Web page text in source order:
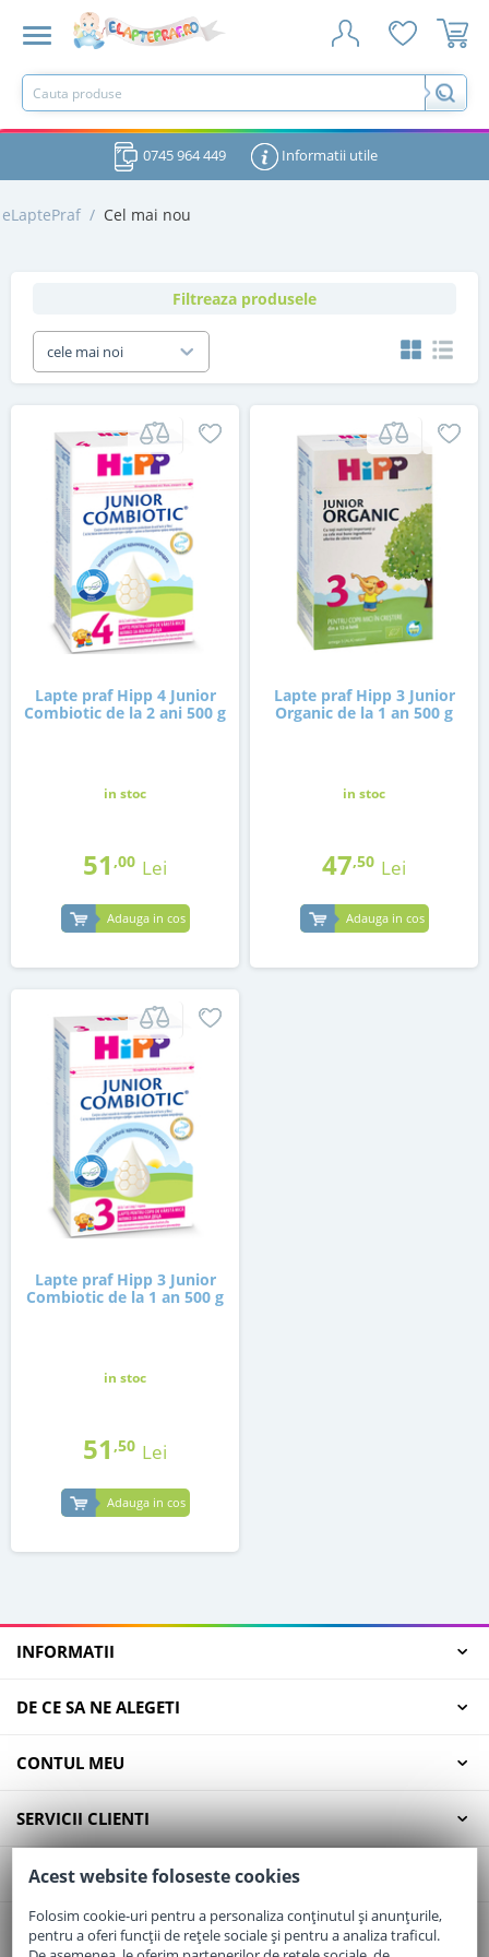
0745 964 449 Informatii utile
eLaptePraf / Cel mai nou
Filtreaza produsele
cele mai noi
Lapte praf Hipp 4 Junior
Combiotic de la 2 ani 500 g
in stoc
51 ,00 Lei
Adauga in cos
Lapte praf Hipp 3 Junior
Organic de la 1 an 500 g
in stoc
47,50 Lei
Adauga in cos
Lapte praf Hipp 3 Junior
Combiotic de la 1 an 500 g
in stoc
51 ,50 Lei
Adauga in cos
INFORMATII
DE CE SA NE ALEGETI
CONTUL MEU
SERVICII CLIENTI
CONTACT
Email:office@elaptepraf.ro
Acest website foloseste cookies
Folosim cookie-uri pentru a personaliza conținutul și anunțurile,
pentru a oferi funcții de rețele sociale și pentru a analiza traficul.